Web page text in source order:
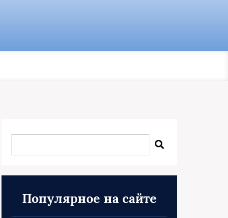
Популярное на сайте